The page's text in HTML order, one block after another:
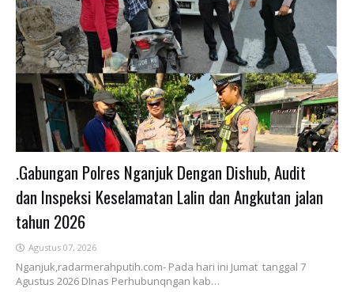
.Gabungan Polres Nganjuk Dengan Dishub, Audit
dan Inspeksi Keselamatan Lalin dan Angkutan jalan
tahun 2026
Agustus 07, 2026
Nganjuk,radarmerahputih.com- Pada hari ini Jumat tanggal 7
Agustus 2026 DInas Perhubunqngan kab…